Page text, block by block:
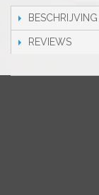
BESCHRIJVING
REVIEWS